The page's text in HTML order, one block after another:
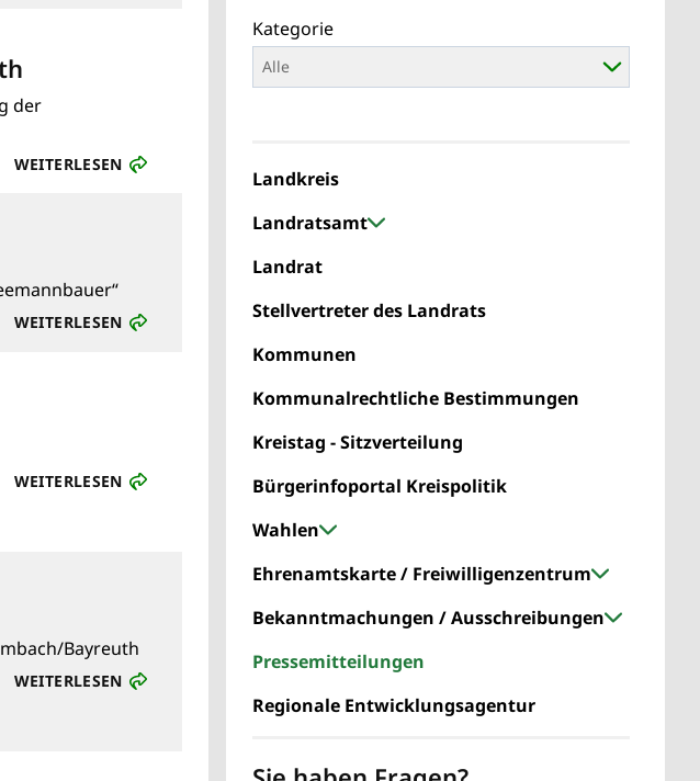
Landkreis
Landratsamt
Landrat
Stellvertreter des Landrats
Kommunen
Kommunalrechtliche Bestimmungen
Kreistag - Sitzverteilung
Bürgerinfoportal Kreispolitik
Wahlen
Ehrenamtskarte / Freiwilligenzentrum
Bekanntmachungen / Ausschreibungen
Pressemitteilungen
Regionale Entwicklungsagentur